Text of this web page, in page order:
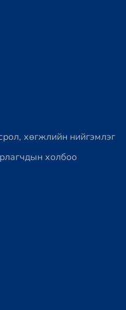
хөгжлийн нийгэмлэг
холбоо